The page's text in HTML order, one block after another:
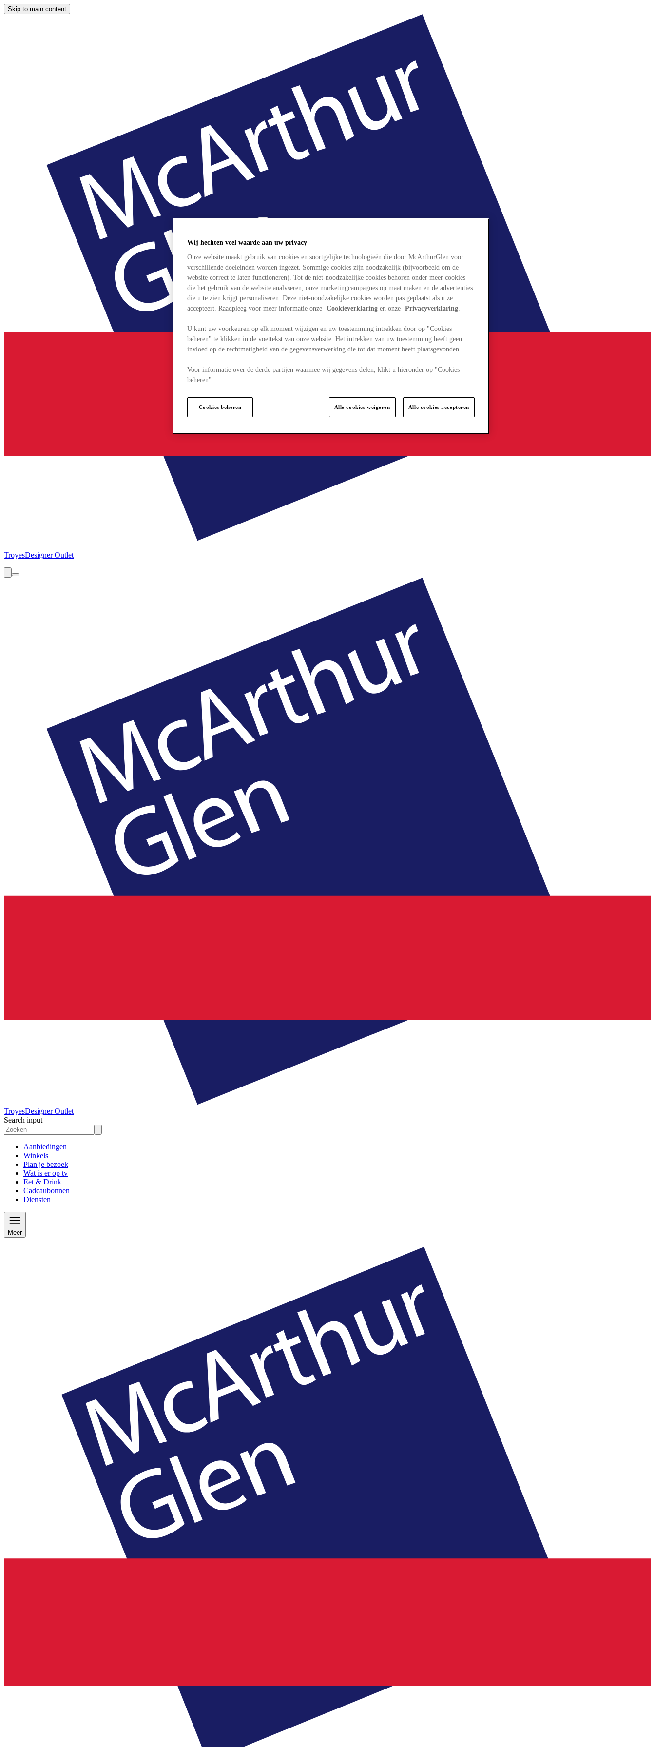
Skip to main content
TroyesDesigner Outlet
TroyesDesigner Outlet
Search input
Aanbiedingen
Winkels
Plan je bezoek
Wat is er op tv
Eet & Drink
Cadeaubonnen
Diensten
Meer
Wij hechten veel waarde aan uw privacy
Onze website maakt gebruik van cookies en soortgelijke technologieën die door McArthurGlen voor
verschillende doeleinden worden ingezet. Sommige cookies zijn noodzakelijk (bijvoorbeeld om de
website correct te laten functioneren). Tot de niet-noodzakelijke cookies behoren onder meer cookies
die het gebruik van de website analyseren, onze marketingcampagnes op maat maken en de advertenties
die u te zien krijgt personaliseren. Deze niet-noodzakelijke cookies worden pas geplaatst als u ze
accepteert. Raadpleeg voor meer informatie onze Cookieverklaring en onze Privacyverklaring.
U kunt uw voorkeuren op elk moment wijzigen en uw toestemming intrekken door op "Cookies
beheren" te klikken in de voettekst van onze website. Het intrekken van uw toestemming heeft geen
invloed op de rechtmatigheid van de gegevensverwerking die tot dat moment heeft plaatsgevonden.
Voor informatie over de derde partijen waarmee wij gegevens delen, klikt u hieronder op "Cookies
beheren".
Cookies beheren Alle cookies weigeren Alle cookies accepteren